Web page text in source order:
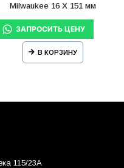
Milwaukee 16 X 151 мм
В КОРЗИНУ
115/23A